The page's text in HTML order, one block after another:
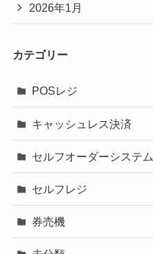
2026年1月
カテゴリー
POSレジ
キャッシュレス決済
セルフオーダーシステム
セルフレジ
券売機